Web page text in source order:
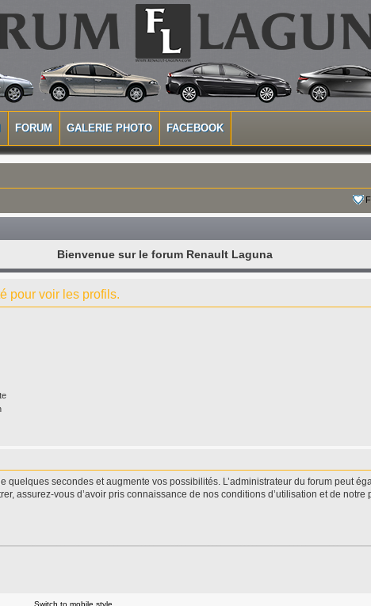
FORUM GALERIE PHOTO FACEBOOK
Bienvenue sur le forum Renault Laguna
pour voir les profils.
quelques secondes et augmente vos possibilités. L’administrateur du forum peut
assurez-vous d’avoir pris connaissance de nos conditions d’utilisation et de notre
Switch to mobile style